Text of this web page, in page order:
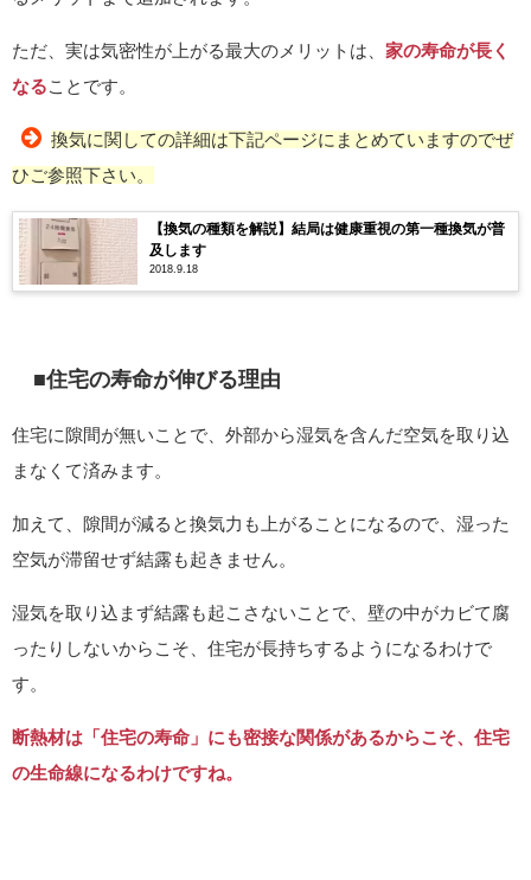
ただ、実は気密性が上がる最大のメリットは、 家の寿命が長く
なる ことです。
換気に関しての詳細は下記ページにまとめていますのでぜ
ひご参照下さい。
【換気の種類を解説】結局は健康重視の第一種換気が普
及します
2018.9.18
■住宅の寿命が伸びる理由
住宅に隙間が無いことで、外部から湿気を含んだ空気を取り込
まなくて済みます。
加えて、隙間が減ると換気力も上がることになるので、湿った
空気が滞留せず結露も起きません。
湿気を取り込まず結露も起こさないことで、壁の中がカビて腐
ったりしないからこそ、住宅が長持ちするようになるわけで
す。
断熱材は「住宅の寿命」にも密接な関係があるからこそ、住宅
の生命線になるわけですね。